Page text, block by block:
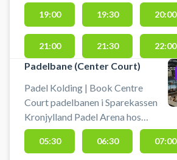
19:00 19:30 20:00
21:00 21:30 22:00
Padelbane (Center Court)
Padel Kolding | Book Centre
Court padelbanen i Sparekassen
Kronjylland Padel Arena hos
Rocket Padel Kolding. Book en
doublebane og spil padel i Kolind
05:30 06:30 07:00